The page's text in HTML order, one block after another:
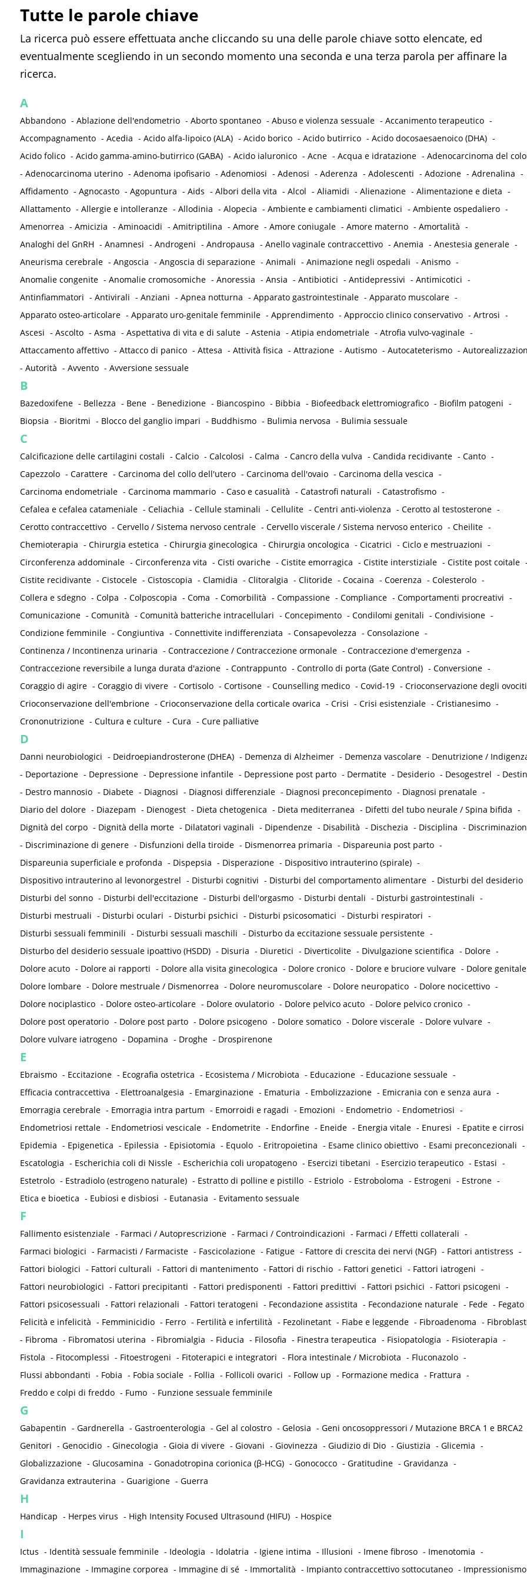
Tutte le parole chiave
La ricerca può essere effettuata anche cliccando su una delle parole chiave sotto elencate, ed
eventualmente scegliendo in un secondo momento una seconda e una terza parola per affinare la
ricerca.
A
Abbandono - Ablazione dell'endometrio - Aborto spontaneo - Abuso e violenza sessuale - Accanimento terapeutico -
Accompagnamento - Acedia - Acido alfa-lipoico (ALA) - Acido borico - Acido butirrico - Acido docosaesaenoico (DHA) -
Acido folico - Acido gamma-amino-butirrico (GABA) - Acido ialuronico - Acne - Acqua e idratazione - Adenocarcinoma del
- Adenocarcinoma uterino - Adenoma ipofisario - Adenomiosi - Adenosi - Aderenza - Adolescenti - Adozione - Adrenalina -
Affidamento - Agnocasto - Agopuntura - Aids - Albori della vita - Alcol - Aliamidi - Alienazione - Alimentazione e dieta -
Allattamento - Allergie e intolleranze - Allodinia - Alopecia - Ambiente e cambiamenti climatici - Ambiente ospedaliero -
Amenorrea - Amicizia - Aminoacidi - Amitriptilina - Amore - Amore coniugale - Amore materno - Amortalità -
Analoghi del GnRH - Anamnesi - Androgeni - Andropausa - Anello vaginale contraccettivo - Anemia - Anestesia generale -
Aneurisma cerebrale - Angoscia - Angoscia di separazione - Animali - Animazione negli ospedali - Anismo -
Anomalie congenite - Anomalie cromosomiche - Anoressia - Ansia - Antibiotici - Antidepressivi - Antimicotici -
Antinfiammatori - Antivirali - Anziani - Apnea notturna - Apparato gastrointestinale - Apparato muscolare -
Apparato osteo-articolare - Apparato uro-genitale femminile - Apprendimento - Approccio clinico conservativo - Artrosi -
Ascesi - Ascolto - Asma - Aspettativa di vita e di salute - Astenia - Atipia endometriale - Atrofia vulvo-vaginale -
Attaccamento affettivo - Attacco di panico - Attesa - Attività fisica - Attrazione - Autismo - Autocateterismo -
- Autorità - Avvento - Avversione sessuale
B
Bazedoxifene - Bellezza - Bene - Benedizione - Biancospino - Bibbia - Biofeedback elettromiografico - Biofilm patogeni -
Biopsia - Bioritmi - Blocco del ganglio impari - Buddhismo - Bulimia nervosa - Bulimia sessuale
C
Calcificazione delle cartilagini costali - Calcio - Calcolosi - Calma - Cancro della vulva - Candida recidivante - Canto -
Capezzolo - Carattere - Carcinoma del collo dell'utero - Carcinoma dell'ovaio - Carcinoma della vescica -
Carcinoma endometriale - Carcinoma mammario - Caso e casualità - Catastrofi naturali - Catastrofismo -
Cefalea e cefalea catameniale - Celiachia - Cellule staminali - Cellulite - Centri anti-violenza - Cerotto al testosterone -
Cerotto contraccettivo - Cervello / Sistema nervoso centrale - Cervello viscerale / Sistema nervoso enterico - Cheilite -
Chemioterapia - Chirurgia estetica - Chirurgia ginecologica - Chirurgia oncologica - Cicatrici - Ciclo e mestruazioni -
Circonferenza addominale - Circonferenza vita - Cisti ovariche - Cistite emorragica - Cistite interstiziale - Cistite post coitale -
Cistite recidivante - Cistocele - Cistoscopia - Clamidia - Clitoralgia - Clitoride - Cocaina - Coerenza - Colesterolo -
Collera e sdegno - Colpa - Colposcopia - Coma - Comorbilità - Compassione - Compliance - Comportamenti procreativi -
Comunicazione - Comunità - Comunità batteriche intracellulari - Concepimento - Condilomi genitali - Condivisione -
Condizione femminile - Congiuntiva - Connettivite indifferenziata - Consapevolezza - Consolazione -
Continenza / Incontinenza urinaria - Contraccezione / Contraccezione ormonale - Contraccezione d'emergenza -
Contraccezione reversibile a lunga durata d'azione - Contrappunto - Controllo di porta (Gate Control) - Conversione -
Coraggio di agire - Coraggio di vivere - Cortisolo - Cortisone - Counselling medico - Covid-19 - Crioconservazione degli ovociti
Crioconservazione dell'embrione - Crioconservazione della corticale ovarica - Crisi - Crisi esistenziale - Cristianesimo -
Crononutrizione - Cultura e culture - Cura - Cure palliative
D
Danni neurobiologici - Deidroepiandrosterone (DHEA) - Demenza di Alzheimer - Demenza vascolare - Denutrizione /
- Deportazione - Depressione - Depressione infantile - Depressione post parto - Dermatite - Desiderio - Desogestrel -
- Destro mannosio - Diabete - Diagnosi - Diagnosi differenziale - Diagnosi preconcepimento - Diagnosi prenatale -
Diario del dolore - Diazepam - Dienogest - Dieta chetogenica - Dieta mediterranea - Difetti del tubo neurale / Spina bifida -
Dignità del corpo - Dignità della morte - Dilatatori vaginali - Dipendenze - Disabilità - Dischezia - Disciplina -
- Discriminazione di genere - Disfunzioni della tiroide - Dismenorrea primaria - Dispareunia post parto -
Dispareunia superficiale e profonda - Dispepsia - Disperazione - Dispositivo intrauterino (spirale) -
Dispositivo intrauterino al levonorgestrel - Disturbi cognitivi - Disturbi del comportamento alimentare - Disturbi del desiderio
Disturbi del sonno - Disturbi dell'eccitazione - Disturbi dell'orgasmo - Disturbi dentali - Disturbi gastrointestinali -
Disturbi mestruali - Disturbi oculari - Disturbi psichici - Disturbi psicosomatici - Disturbi respiratori -
Disturbi sessuali femminili - Disturbi sessuali maschili - Disturbo da eccitazione sessuale persistente -
Disturbo del desiderio sessuale ipoattivo (HSDD) - Disuria - Diuretici - Diverticolite - Divulgazione scientifica - Dolore -
Dolore acuto - Dolore ai rapporti - Dolore alla visita ginecologica - Dolore cronico - Dolore e bruciore vulvare - Dolore genitale
Dolore lombare - Dolore mestruale / Dismenorrea - Dolore neuromuscolare - Dolore neuropatico - Dolore nocicettivo -
Dolore nociplastico - Dolore osteo-articolare - Dolore ovulatorio - Dolore pelvico acuto - Dolore pelvico cronico -
Dolore post operatorio - Dolore post parto - Dolore psicogeno - Dolore somatico - Dolore viscerale - Dolore vulvare -
Dolore vulvare iatrogeno - Dopamina - Droghe - Drospirenone
E
Ebraismo - Eccitazione - Ecografia ostetrica - Ecosistema / Microbiota - Educazione - Educazione sessuale -
Efficacia contraccettiva - Elettroanalgesia - Emarginazione - Ematuria - Embolizzazione - Emicrania con e senza aura -
Emorragia cerebrale - Emorragia intra partum - Emorroidi e ragadi - Emozioni - Endometrio - Endometriosi -
Endometriosi rettale - Endometriosi vescicale - Endometrite - Endorfine - Eneide - Energia vitale - Enuresi - Epatite e cirrosi
Epidemia - Epigenetica - Epilessia - Episiotomia - Equolo - Eritropoietina - Esame clinico obiettivo - Esami preconcezionali -
Escatologia - Escherichia coli di Nissle - Escherichia coli uropatogeno - Esercizi tibetani - Esercizio terapeutico - Estasi -
Estetrolo - Estradiolo (estrogeno naturale) - Estratto di polline e pistillo - Estriolo - Estroboloma - Estrogeni - Estrone -
Etica e bioetica - Eubiosi e disbiosi - Eutanasia - Evitamento sessuale
F
Fallimento esistenziale - Farmaci / Autoprescrizione - Farmaci / Controindicazioni - Farmaci / Effetti collaterali -
Farmaci biologici - Farmacisti / Farmaciste - Fascicolazione - Fatigue - Fattore di crescita dei nervi (NGF) - Fattori antistress -
Fattori biologici - Fattori culturali - Fattori di mantenimento - Fattori di rischio - Fattori genetici - Fattori iatrogeni -
Fattori neurobiologici - Fattori precipitanti - Fattori predisponenti - Fattori predittivi - Fattori psichici - Fattori psicogeni -
Fattori psicosessuali - Fattori relazionali - Fattori teratogeni - Fecondazione assistita - Fecondazione naturale - Fede - Fegato
Felicità e infelicità - Femminicidio - Ferro - Fertilità e infertilità - Fezolinetant - Fiabe e leggende - Fibroadenoma -
- Fibroma - Fibromatosi uterina - Fibromialgia - Fiducia - Filosofia - Finestra terapeutica - Fisiopatologia - Fisioterapia -
Fistola - Fitocomplessi - Fitoestrogeni - Fitoterapici e integratori - Flora intestinale / Microbiota - Fluconazolo -
Flussi abbondanti - Fobia - Fobia sociale - Follia - Follicoli ovarici - Follow up - Formazione medica - Frattura -
Freddo e colpi di freddo - Fumo - Funzione sessuale femminile
G
Gabapentin - Gardnerella - Gastroenterologia - Gel al colostro - Gelosia - Geni oncosoppressori / Mutazione BRCA 1 e BRCA2
Genitori - Genocidio - Ginecologia - Gioia di vivere - Giovani - Giovinezza - Giudizio di Dio - Giustizia - Glicemia -
Globalizzazione - Glucosamina - Gonadotropina corionica (β-HCG) - Gonococco - Gratitudine - Gravidanza -
Gravidanza extrauterina - Guarigione - Guerra
H
Handicap - Herpes virus - High Intensity Focused Ultrasound (HIFU) - Hospice
I
Ictus - Identità sessuale femminile - Ideologia - Idolatria - Igiene intima - Illusioni - Imene fibroso - Imenotomia -
Immaginazione - Immagine corporea - Immagine di sé - Immortalità - Impianto contraccettivo sottocutaneo - Impressionismo